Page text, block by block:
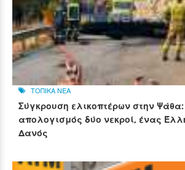
ΤΟΠΙΚΑ ΝΕΑ
Σύγκρουση ελικοπτέρων στην
απολογισμός δύο νεκροί, ένας
Δανός